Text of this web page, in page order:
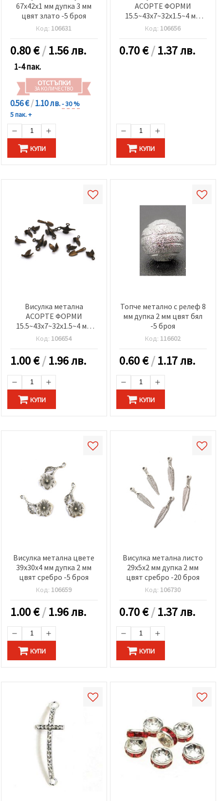
67x42x1 мм дупка 3 мм
цвят злато -5 броя
Код: 106631
0.80€/1.56 лв.
1-4 пак.
ОТСТЪПКИ
ЗА КОЛИЧЕСТВО
0.56 €/1.10 лв.- 30 %
5 пак. +
КУПИ
АСОРТЕ ФОРМИ
15.5~43x7~32x1.5~4 мм
дупка 1-4 мм цвят мед
-20 грама
Код: 106656
0.70€/1.37 лв.
КУПИ
Висулка метална
АСОРТЕ ФОРМИ
15.5~43x7~32x1.5~4 мм
дупка 1-4 мм цвят антик
бронз -20 грама
Код: 106654
1.00€/1.96 лв.
КУПИ
Топче метално с релеф 8
мм дупка 2 мм цвят бял
-5 броя
Код: 116602
0.60€/1.17 лв.
КУПИ
Висулка метална цвете
39x30x4 мм дупка 2 мм
цвят сребро -5 броя
Код: 106659
1.00€/1.96 лв.
КУПИ
Висулка метална листо
29x5x2 мм дупка 2 мм
цвят сребро -20 броя
Код: 106730
0.70€/1.37 лв.
КУПИ